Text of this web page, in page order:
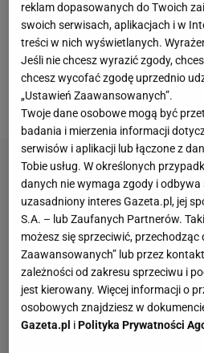
miniony weekendGrand Prix
dopiero na trzynastej pozycji.
słabych wyników kierowcy
tempoMercedesa, który nie
w nowej rzeczywistości
reklam dopasowanych do Twoich
swoich serwisach, aplikacjach i w
treści w nich wyświetlanych.
Jeśli nie chcesz wyrazić zgody,
chcesz wycofać zgodę uprzednio
„Ustawień Zaawansowanych”.
Twoje dane osobowe mogą być
badania i mierzenia informacji
serwisów i aplikacji lub łączone z
Tobie usług. W określonych
danych nie wymaga zgody i odbywa
uzasadniony interes Gazeta.pl, jej
S.A. – lub Zaufanych Partnerów.
możesz się sprzeciwić, przechodząc
Zaawansowanych” lub przez
zależności od zakresu sprzeciwu i
jest kierowany. Więcej informacji o
osobowych znajdziesz w
Gazeta.pl iPolityka Prywatności